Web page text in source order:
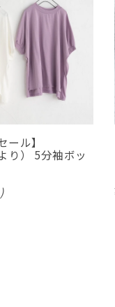
ール】
り） 5分袖ボッ